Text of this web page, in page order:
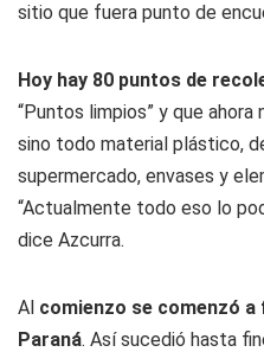
sitio que fuera punto de
Hoy hay 80 puntos de
“Puntos limpios” y que
sino todo material plástico,
supermercado, envases y
“Actualmente todo eso lo
dice Azcurra.
Al comienzo se comenzó
Paraná. Así sucedió hasta